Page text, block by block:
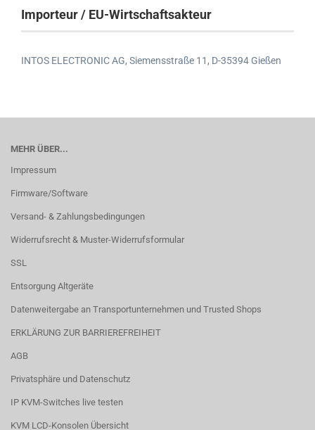
Importeur / EU-Wirtschaftsakteur
INTOS ELECTRONIC AG, Siemensstraße 11, D-35394 Gießen
MEHR ÜBER...
Impressum
Firmware/Software
Versand- & Zahlungsbedingungen
Widerrufsrecht & Muster-Widerrufsformular
SSL
Entsorgung Altgeräte
Datenweitergabe an Transportunternehmen und Trusted Shops
ERKLÄRUNG ZUR BARRIEREFREIHEIT
AGB
Privatsphäre und Datenschutz
IP KVM-Switches live testen
KVM LCD-Konsolen Übersicht